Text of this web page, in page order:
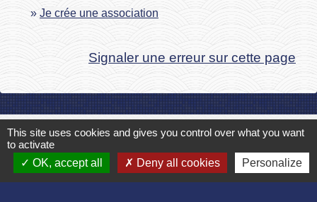
Je crée une association
Signaler une erreur sur cette page
Contact
Commune de Bruyères et Montbérault
Place du Général de Gaulle
This site uses cookies and gives you control over what you want
to activate
OK, accept all
Deny all cookies Personalize